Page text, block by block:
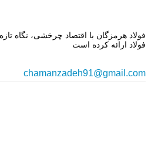
فولاد هرمزگان با اقتصاد چرخشی، نگاه
فولاد ارائه کرده است
chamanzadeh91@gmail.com